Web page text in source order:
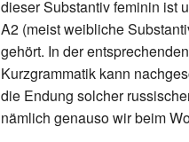
dieser Substantiv feminin ist
A2 (meist weibliche
gehört. In der
Kurzgrammatik kann
die Endung solcher
nämlich genauso wir beim